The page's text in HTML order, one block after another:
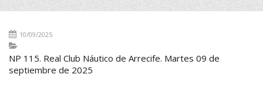
10/09/2025
NP 115. Real Club Náutico de Arrecife. Martes 09 de
septiembre de 2025